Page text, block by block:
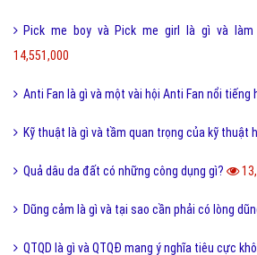
Pick me boy và Pick me girl là gì và
14,551,000
Anti Fan là gì và một vài hội Anti Fan nổi tiếng
Kỹ thuật là gì và tầm quan trọng của kỹ thuật
Quả dâu da đất có những công dụng gì?
Dũng cảm là gì và tại sao cần phải có lòng
QTQD là gì và QTQĐ mang ý nghĩa tiêu cực